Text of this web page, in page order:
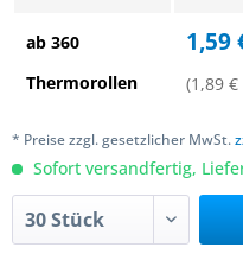
ab 360
Thermorollen
1,59
(1,89
* Preise zzgl. gesetzlicher MwSt.
Sofort versandfertig,